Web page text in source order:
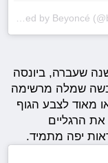
שעברה, ביונסה
שמלה מרשימה
מאוד לצבע הגוף
הרגליים
יפה מתמיד.